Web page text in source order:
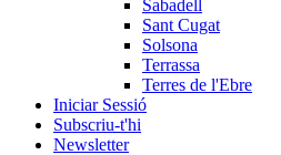
Sabadell
Sant Cugat
Solsona
Terrassa
Terres de l'Ebre
Iniciar Sessió
Subscriu-t'hi
Newsletter